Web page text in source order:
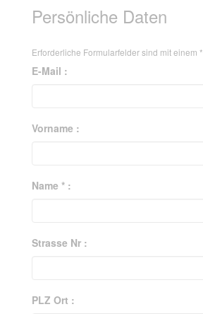
Persönliche Daten
Erforderliche Formularfelder sind mit einem *
E-Mail :
Vorname :
Name * :
Strasse Nr :
PLZ Ort :